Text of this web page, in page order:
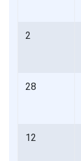
2
28
12